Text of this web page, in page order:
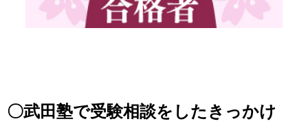
〇武田塾で受験相談をしたきっかけ